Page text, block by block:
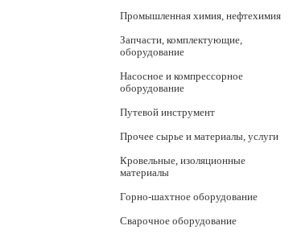
Промышленная химия, нефтехимия
Запчасти, комплектующие,
оборудование
Насосное и компрессорное
оборудование
Путевой инструмент
Прочее сырье и материалы, услуги
Кровельные, изоляционные
материалы
Горно-шахтное оборудование
Сварочное оборудование